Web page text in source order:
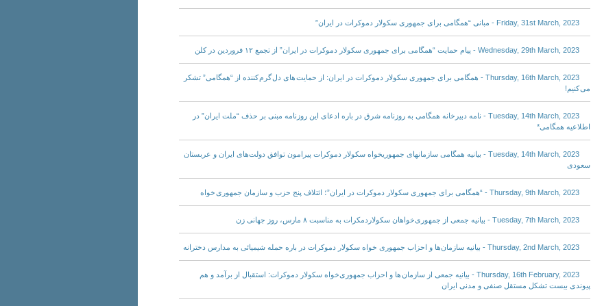
Friday, 31st March, 2023 - مبانی “همگامی برای جمهوری سکولار دموکرات در ایران”
Wednesday, 29th March, 2023 - پیام حمایت “همگامی برای جمهوری سکولار دموکرات در ایران” از تجمع ۱۲ فروردین در کلن
Thursday, 16th March, 2023 - همگامی برای جمهوری سکولار دموکرات در ایران: از حمایت های دل گرم کننده از “همگامی” تشکر
می کنیم!
Tuesday, 14th March, 2023 - نامه دبیرخانه همگامی به روزنامه شرق در باره ادعای این روزنامه مبنی بر حذف “ملت ایران” در
اطلاعیه همگامی*
Tuesday, 14th March, 2023 - بیانیه همگامی سازمانهای جمهوریخواه سکولار دموکرات پیرامون توافق دولت‌های ایران و عربستان
سعودی
Thursday, 9th March, 2023 - “همگامی برای جمهوری سکولار دموکرات در ایران”؛ ائتلاف پنج حزب و سازمان جمهوری خواه
Tuesday, 7th March, 2023 - بیانیه جمعی از جمهوری‌خواهان سکولاردمکرات به مناسبت ۸ مارس، روز جهانی زن
Thursday, 2nd March, 2023 - بیانیه سازمان‌ها و احزاب جمهوری خواه سکولار دموکرات در باره حمله شیمیائی به مدارس دخترانه
Thursday, 16th February, 2023 - بیانیه جمعی از سازمان ها و احزاب جمهوری‌خواه سکولار دموکرات: استقبال از برآمد و هم
پیوندی بیست تشکل مستقل صنفی و‌ مدنی ایران